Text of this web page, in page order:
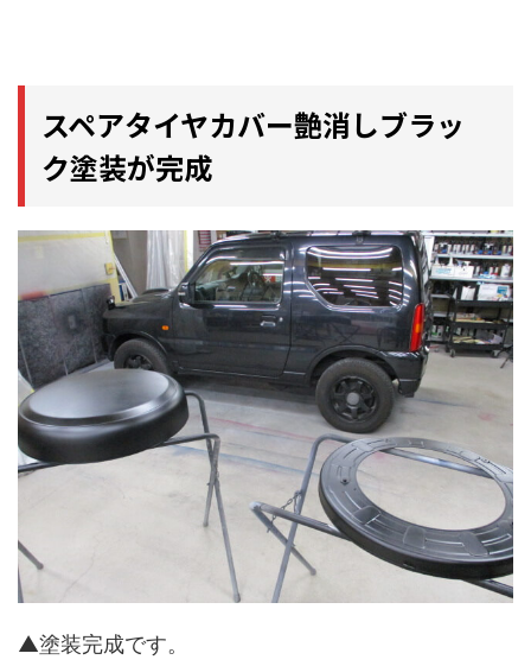
スペアタイヤカバー艶消しブラッ
ク塗装が完成
▲塗装完成です。